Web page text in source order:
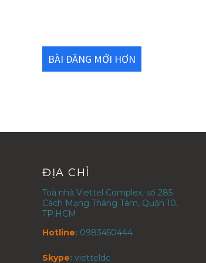
BÀI ĐĂNG MỚI HƠN
ĐỊA CHỈ
Toà nhà Viettel Complex, số 285
Cách Mạng Tháng Tám, Quận 10,
TP.HCM
Hotline: 0983450444
Skype: vietteldc